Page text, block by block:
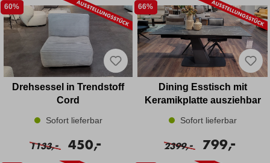
60%
Drehsessel in Trendstoff
Cord
Sofort lieferbar
1133,- 450,
-
66%
Dining Esstisch mit
Keramikplatte ausziehbar
Sofort lieferbar
2399,- 799,
-